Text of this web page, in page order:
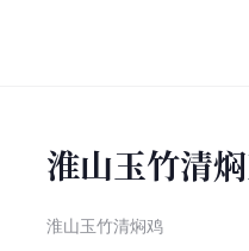
淮山玉竹清
淮山玉竹清焖鸡